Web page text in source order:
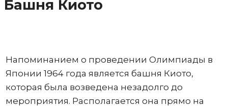
Башня Киото
Напоминанием о проведении Олимпиады в
Японии 1964 года является башня Киото,
которая была возведена незадолго до
мероприятия. Располагается она прямо на